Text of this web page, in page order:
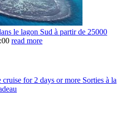
le lagon Sud à partir de 25000
read more
cruise for 2 days or more Sorties à la